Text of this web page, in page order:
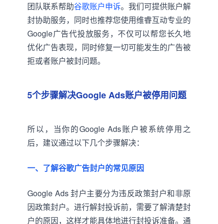
团队联系帮助谷歌账户申诉。我们可提供账户解
封协助服务，同时也推荐您使用维睿互动专业的
Google广告代投放服务，不仅可以帮您长久地
优化广告表现，同时修复一切可能发生的广告被
拒或者账户被封问题。
5个步骤解决Google Ads账户被停用问题
所以，当你的Google Ads账户被系统停用之
后，建议通过以下几个步骤解决：
一、了解谷歌广告封户的常见原因
Google Ads 封户主要分为违反政策封户和非原
因政策封户。进行解封投诉前，需要了解清楚封
户的原因，这样才能具体地进行封投诉准备。通